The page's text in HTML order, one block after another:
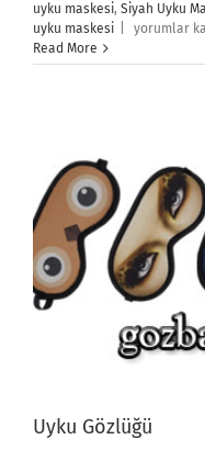
uyku maskesi, Siyah Uyku
uyku maskesi
Siyah
Maskesi
yorumlar
Read More
Uyku Gözlüğü